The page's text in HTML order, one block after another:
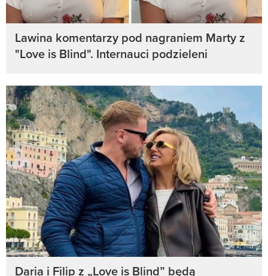
Lawina komentarzy pod nagraniem Marty z
"Love is Blind". Internauci podzieleni
Daria i Filip z „Love is Blind” będą